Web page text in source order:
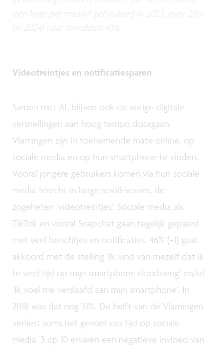
Videotreintjes en notificatiesparen
Samen met AI, blijven ook de vorige digitale
versnellingen aan hoog tempo doorgaan.
Vlamingen zijn in toenemende mate online, op
sociale media en op hun smartphone te vinden.
Vooral jongere gebruikers komen via hun sociale
media terecht in lange scroll-sessies, de
zogeheten ‘videotreintjes’. Sociale media als
TikTok en vooral Snapchat gaan tegelijk gepaard
met veel berichtjes en notificaties. 46% (+1) gaat
akkoord met de stelling ‘Ik vind van mezelf dat ik
te veel tijd op mijn smartphone doorbreng’ en/of
‘Ik voel me verslaafd aan mijn smartphone’. In
2018 was dat nog 31%. De helft van de Vlamingen
verliest soms het gevoel van tijd op sociale
media. 3 op 10 ervaren een negatieve invloed van